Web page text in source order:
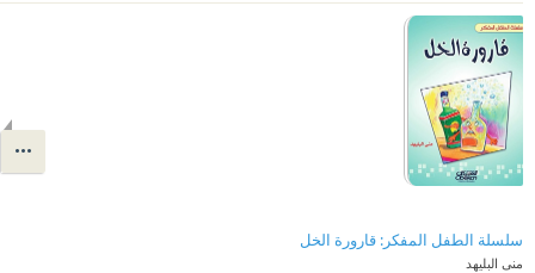
سلسلة الطفل المفكر: قارورة الخل
منى البليهد